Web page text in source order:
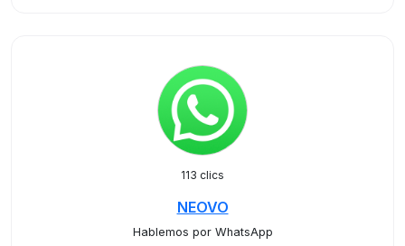
113 clics
NEOVO
Hablemos por WhatsApp